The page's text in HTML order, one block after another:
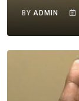
BY ADMIN